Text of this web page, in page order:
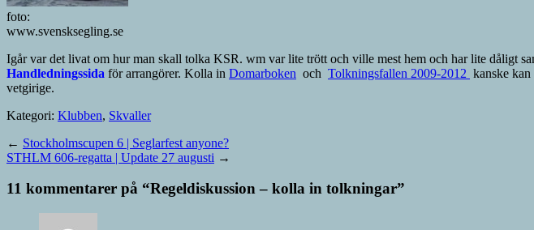
foto:
www.svensksegling.se
Igår var det livat om hur man skall tolka KSR. wm var lite trött och ville mest hem och har lite dåligt
Handledningssida för arrangörer. Kolla in Domarboken och Tolkningsfallen 2009-2012 kanske
vetgirige.
Kategori: Klubben, Skvaller
← Stockholmscupen 6 | Seglarfest anyone?
STHLM 606-regatta | Update 27 augusti →
11 kommentarer på “Regeldiskussion – kolla in tolkningar”